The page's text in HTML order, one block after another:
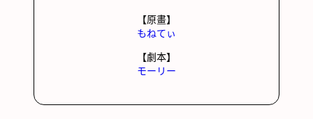
【原畫】
もねてぃ
【劇本】
モーリー